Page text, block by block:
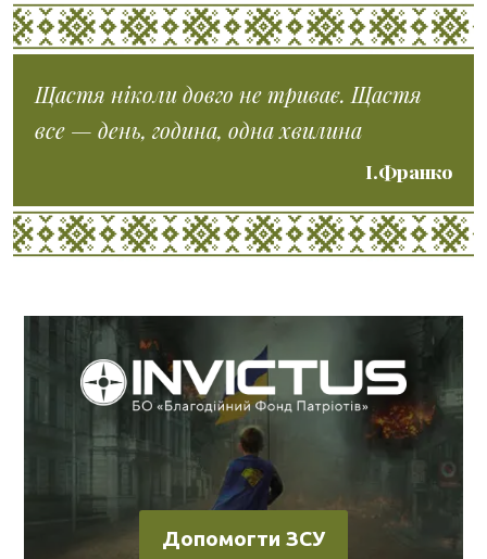
Щастя ніколи довго не триває. Щастя
все — день, година, одна хвилина
І.Франко
Допомогти ЗСУ